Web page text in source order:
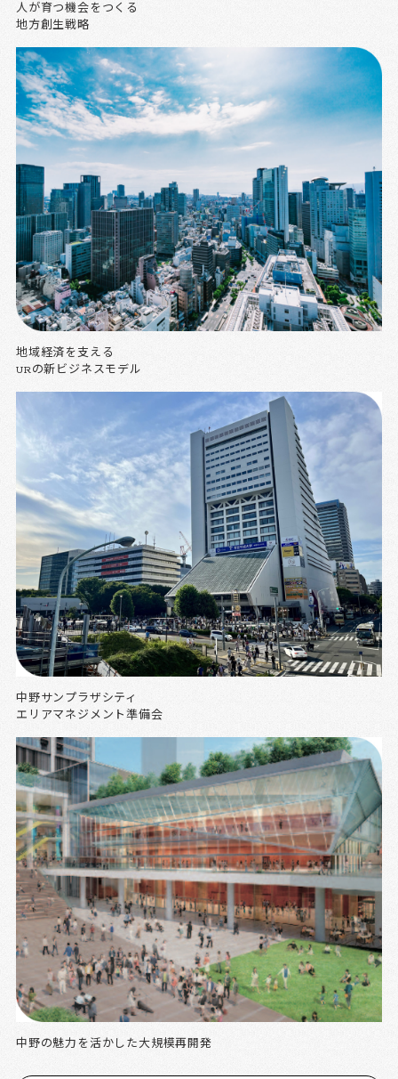
人が育つ機会をつくる
地方創生戦略
地域経済を支える
URの新ビジネスモデル
中野サンプラザシティ
エリアマネジメント準備会
中野の魅力を活かした大規模再開発